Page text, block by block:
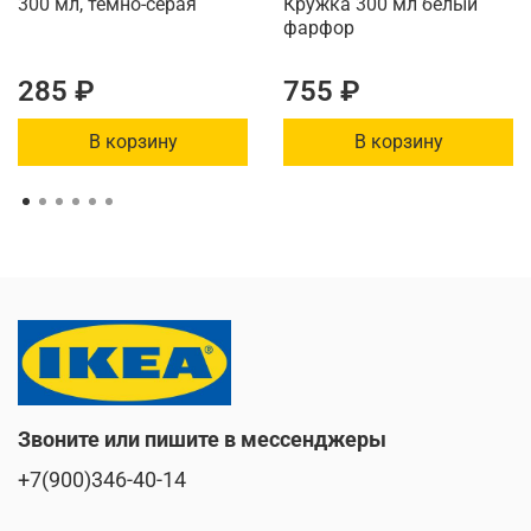
300 мл, темно-серая
285 ₽
В корзину
Кружка 300 мл белый
фарфор
755 ₽
В корзину
Звоните или пишите в мессенджеры
+7(900)346-40-14